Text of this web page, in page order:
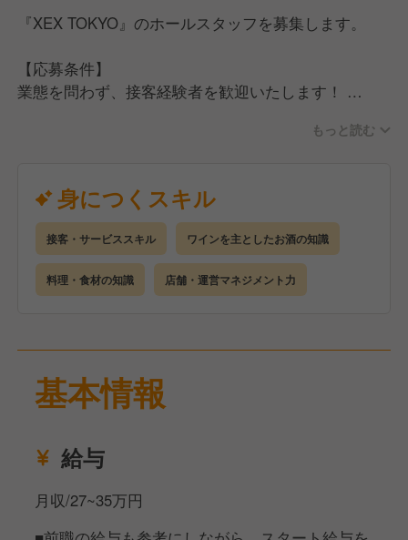
そして、休日は月8〜9日休み、残業時間もしっかりと
管理し、法令順守の勤務体制を整えています。
飲食業の「やりがい」「楽しさ」と、上場企業の「安
定性」。両方を実現できる環境で、安心して働くこと
ができます！
ワイズテーブルコーポレーションは完全実力主義で
す。
能力があれば年齢・性別に関係なく仕事をお任せする
ため、モチベーションに繋がります！
ーを目指すことも可能です。
2026年も横浜・関内、京都での新規出店など、新た
なチャレンジが続いており、オープニングスタッフや
す！
「本格的なサービススキルを身につけたい」「店長を
目指したい」「レストランビジネスを学びたい」
『XEX TOKYO』のホールスタッフを募集します。
【応募条件】
業態を問わず、接客経験者を歓迎いたします！
ちの方を優遇
バー業態での接客経験者を優遇
【仕事内容】
ホールスタッフとして、店舗運営全般に参加していた
お客様のご案内・席へのご誘導
オーダー受付・料理・ドリンクの提供
テーブルセッティング・清掃業務
もっと読む
身につくスキル
接客・サービススキル ワインを主としたお酒の知識
料理・食材の知識 店舗・運営マネジメント力
基本情報
給与
月収/27~35万円